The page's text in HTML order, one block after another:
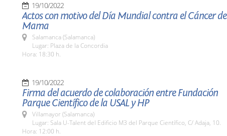
19/10/2022
Actos con motivo del Día Mundial contra el Cáncer de
Mama
Salamanca (Salamanca)
Lugar: Plaza de la Concordia
Hora: 18:30 h.
19/10/2022
Firma del acuerdo de colaboración entre Fundación
Parque Científico de la USAL y HP
Villamayor (Salamanca)
Lugar: Sala U-Talent del Edificio M3 del Parque Científico, C/ Adaja, 10.
Hora: 12:00 h.